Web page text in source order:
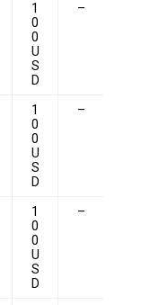
1
0
0
U
S
D
–
1
0
0
U
S
D
–
1
0
0
U
S
D
–